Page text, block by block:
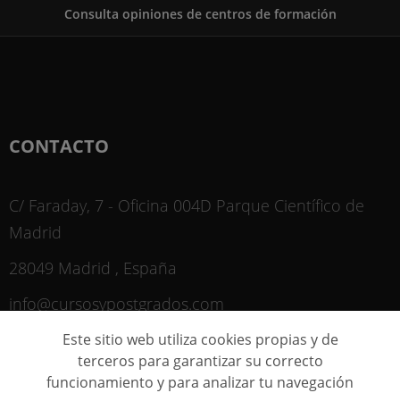
Consulta opiniones de centros de formación
CONTACTO
C/ Faraday, 7 - Oficina 004D Parque Científico de
Madrid
28049 Madrid , España
info@cursosypostgrados.com
NEGOCIOS
Este sitio web utiliza cookies propias y de
terceros para garantizar su correcto
funcionamiento y para analizar tu navegación